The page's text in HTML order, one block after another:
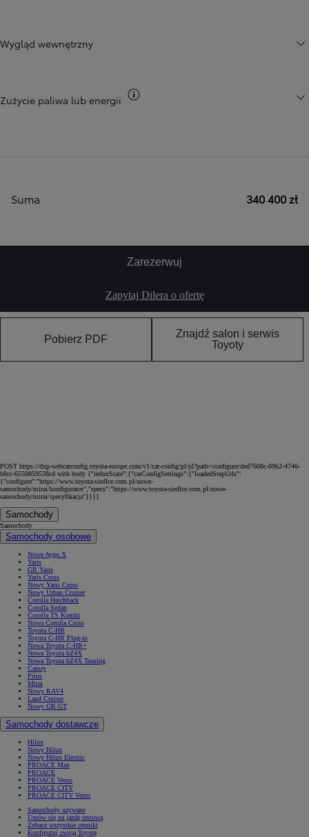
Wygląd wewnętrzny
Zużycie paliwa lub energii
Suma 340 400 zł
Zarezerwuj
Zapytaj Dilera o ofertę
Pobierz PDF
Znajdź salon i serwis
Toyoty
POST https://dxp-webcarconfig.toyota-europe.com/v1/car-config/pl/pl?path=configure/ded7608c-09b2-4746-
b8cc-6550859538cd with body {"reduxState":{"carConfigSettings":{"loadedStepUrls":
{"configure":"https://www.toyota-siedlce.com.pl/nowe-
samochody/mirai/konfigurator","specs":"https://www.toyota-siedlce.com.pl/nowe-
samochody/mirai/specyfikacja"}}}}
Samochody
Samochody
Samochody osobowe
Nowe Aygo X
Yaris
GR Yaris
Yaris Cross
Nowy Yaris Cross
Nowy Urban Cruiser
Corolla Hatchback
Corolla Sedan
Corolla TS Kombi
Nowa Corolla Cross
Toyota C-HR
Toyota C-HR Plug-in
Nowa Toyota C-HR+
Nowa Toyota bZ4X
Nowa Toyota bZ4X Touring
Camry
Prius
Mirai
Nowy RAV4
Land Cruiser
Nowy GR GT
Samochody dostawcze
Hilux
Nowy Hilux
Nowy Hilux Electric
PROACE Max
PROACE
PROACE Verso
PROACE CITY
PROACE CITY Verso
Samochody używane
Umów się na jazdę testową
Zobacz wszystkie cenniki
Konfiguruj swoją Toyotę